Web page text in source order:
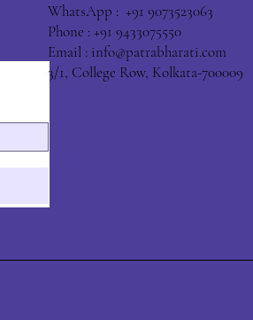
WhatsApp : +91 9073523063
Phone : +91 9433075550
Email : info@patrabharati.com
3/1, College Row, Kolkata-700009